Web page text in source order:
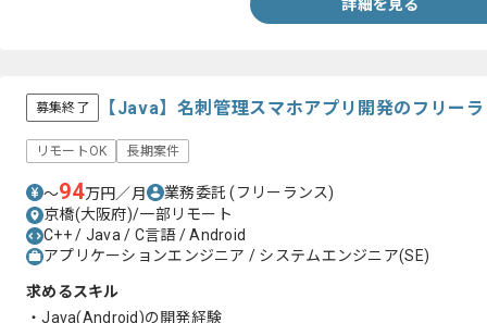
詳細を見る
募集終了 【Java】名刺管理スマホアプリ開発のフリー
リモートOK 長期案件
〜94万円／月 業務委託(フリーランス)
京橋(大阪府)/一部リモート
C++ / Java / C言語 / Android
アプリケーションエンジニア / システムエンジニア(SE)
求めるスキル
・Java(Android)の開発経験